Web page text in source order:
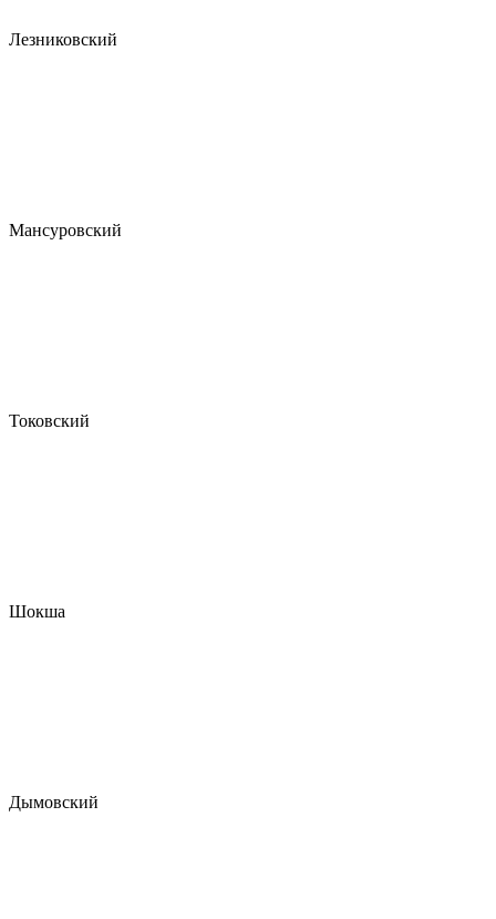
Лезниковский
Мансуровский
Токовский
Шокша
Дымовский